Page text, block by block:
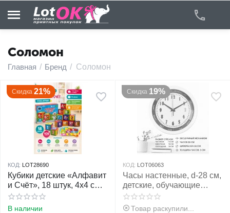
Соломон
Главная / Бренд / Соломон
Скидка 21%
КОД: LOT28690
Кубики детские «Алфавит
и Счёт», 18 штук, 4х4 см,
по методике Монтессори
В наличии
Скидка 19%
КОД: LOT06063
Часы настенные, d-28 см,
детские, обучающие
"Радуга", бесшумные
Товар раскупили...